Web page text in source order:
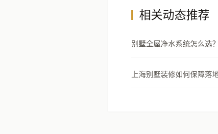
相关动态推荐
别墅全屋净水系统怎么选
上海别墅装修如何保障落